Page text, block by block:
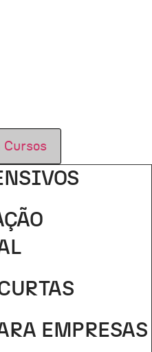
Cursos
EMPRESAS